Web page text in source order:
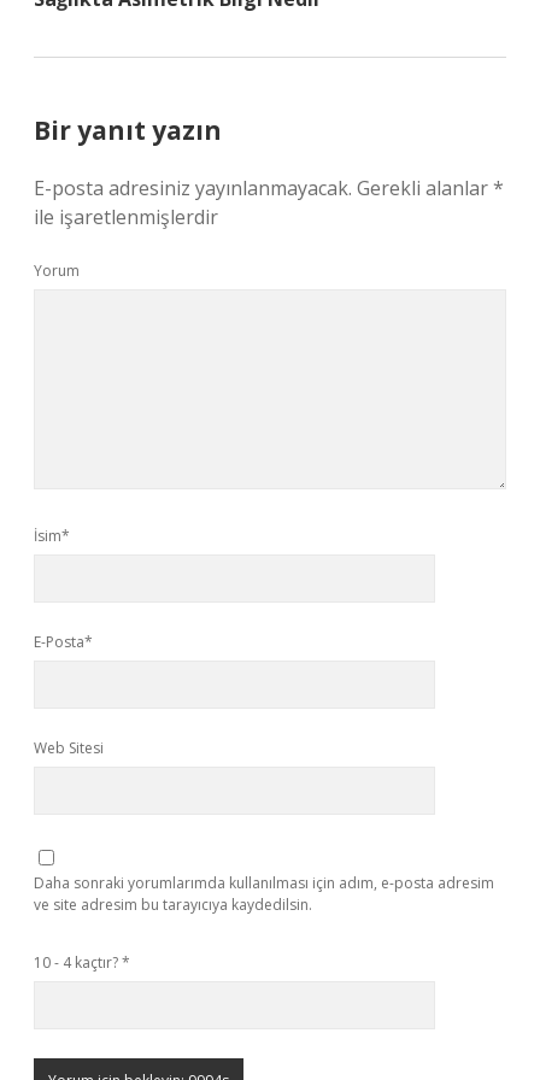
Bir yanıt yazın
E-posta adresiniz yayınlanmayacak. Gerekli alanlar*
ile işaretlenmişlerdir
Yorum
İsim*
E-Posta*
Web Sitesi
Daha sonraki yorumlarımda kullanılması için adım, e-posta adresim
ve site adresim bu tarayıcıya kaydedilsin.
10 - 4 kaçtır?*